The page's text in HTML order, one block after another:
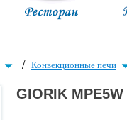
/ Конвекционные печи
GIORIK MPE5W